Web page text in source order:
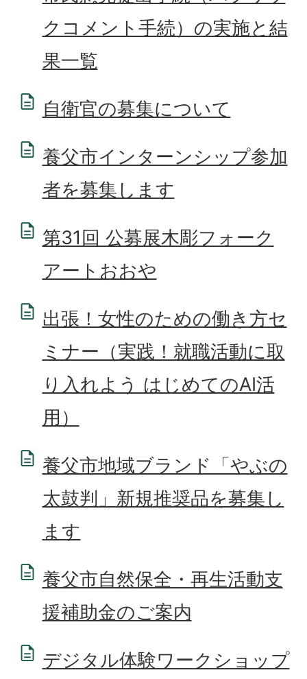
クコメント手続）の実施と結
果一覧
自衛官の募集について
養父市インターンシップ参加
者を募集します
第31回 公募展木彫フォーク
アートおおや
出張！女性のための働き方セ
ミナー（実践！就職活動に取
り入れよう はじめてのAI活
用）
養父市地域ブランド「やぶの
太鼓判」新規推奨品を募集し
ます
養父市自然保全・再生活動支
援補助金のご案内
デジタル体験ワークショップ